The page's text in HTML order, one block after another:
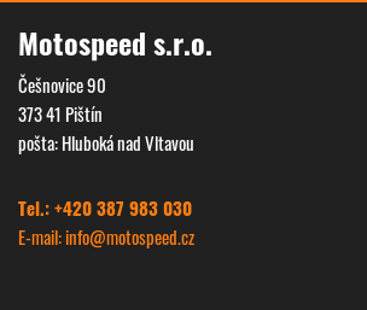
Motospeed s.r.o.
Češnovice 90
373 41 Pištín
pošta: Hluboká nad Vltavou
Tel.: +420 387 983 030
E-mail: info@motospeed.cz